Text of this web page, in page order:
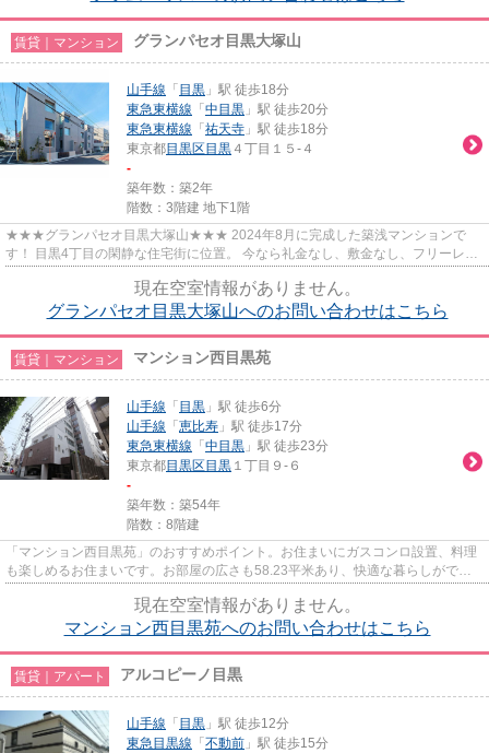
賃貸｜マンション グランパセオ目黒大塚山
山手線 「 目黒 」駅 徒歩18分
東急東横線 「 中目黒 」駅 徒歩20分
東急東横線 「 祐天寺 」駅 徒歩18分
東京都目黒区 目黒 ４丁目１５-４
-
築年数：築2年
階数：3階建 地下1階
★★★グランパセオ目黒大塚山★★★ 2024年8月に完成した築浅マンションで
す！ 目黒4丁目の閑静な住宅街に位置。 今なら礼金なし、敷金なし、フリーレン
現在空室情報がありません。
グランパセオ目黒大塚山へのお問い合わせはこちら
賃貸｜マンション マンション西目黒苑
山手線 「 目黒 」駅 徒歩6分
山手線 「 恵比寿 」駅 徒歩17分
東急東横線 「 中目黒 」駅 徒歩23分
東京都目黒区 目黒 １丁目９-６
-
築年数：築54年
階数：8階建
「マンション西目黒苑」のおすすめポイント。お住まいにガスコンロ設置、料理
も楽しめるお住まいです。お部屋の広さも58.23平米あり、快適な暮らしができ
現在空室情報がありません。
マンション西目黒苑へのお問い合わせはこちら
賃貸｜アパート アルコピーノ目黒
山手線 「 目黒 」駅 徒歩12分
東急目黒線 「 不動前 」駅 徒歩15分